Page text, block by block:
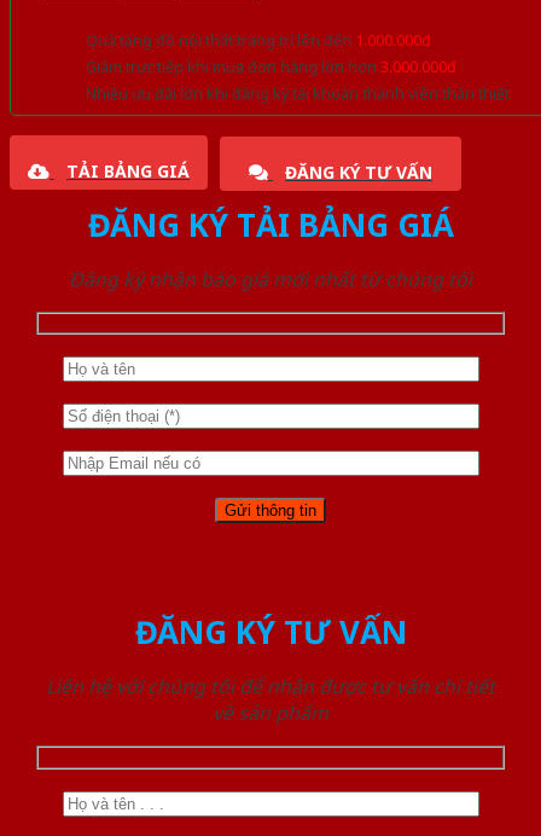
Quà tặng đồ nội thất trang trí lên đến 1.000.000đ
Giảm trực tiếp khi mua đơn hàng lớn hơn 3.000.000đ
Nhiều ưu đãi lớn khi đăng ký tài khoản thành viên thân thiết
TẢI BẢNG GIÁ ĐĂNG KÝ TƯ VẤN
ĐĂNG KÝ TẢI BẢNG GIÁ
Đăng ký nhận báo giá mới nhất từ chúng tôi
ĐĂNG KÝ TƯ VẤN
Liên hệ với chúng tôi để nhận được tư vấn chi tiết
về sản phẩm